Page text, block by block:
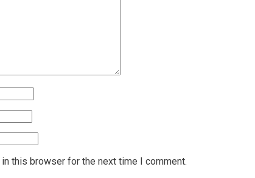
this browser for the next time I comment.